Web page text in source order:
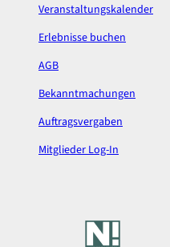
Veranstaltungskalender
Erlebnisse buchen
AGB
Bekanntmachungen
Auftragsvergaben
Mitglieder Log-In